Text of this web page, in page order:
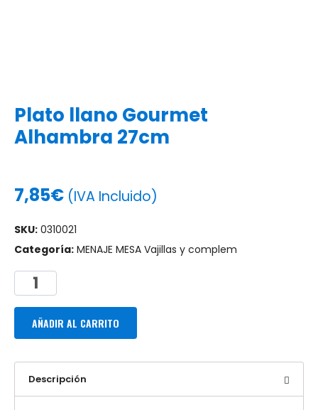
Plato llano Gourmet
Alhambra 27cm
7,85€ (IVA Incluido)
SKU: 0310021
Categoría: MENAJE MESA Vajillas y complem
AÑADIR AL CARRITO
Descripción